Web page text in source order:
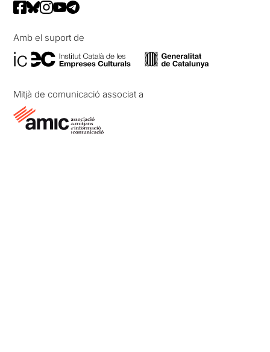
Amb el suport de
Mitjà de comunicació associat a